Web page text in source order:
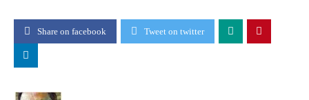
Share on facebook Tweet on twitter